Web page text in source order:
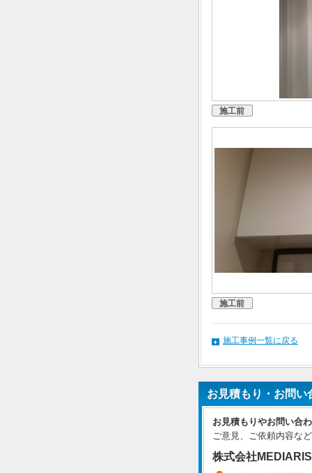
施工前
施工前
施工事例一覧に戻る
お見積もり・お問い
お見積もりやお問い合
ご意見、ご依頼内容な
株式会社